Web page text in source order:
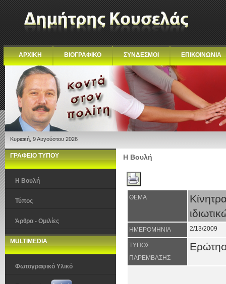
ΑΡΧΙΚΗ ΒΙΟΓΡΑΦΙΚΟ ΣΥΝΔΕΣΜΟΙ ΕΠΙΚΟΙΝΩΝΙΑ
Κυριακή, 9 Αυγούστου 2026
ΓΡΑΦΕΙΟ ΤΥΠΟΥ
Η Βουλή
Τύπος
Άρθρα - Ομιλίες
MULTIMEDIA
Φωτογραφικό Υλικό
Η Βουλή
ΘΕΜΑ
ΗΜΕΡΟΜΗΝΙΑ 2/13/2009
ΤΥΠΟΣ
ΠΑΡΕΜΒΑΣΗΣ